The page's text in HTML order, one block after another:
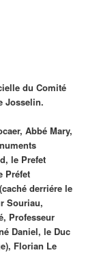
du Comité
Josselin.
Abbé Mary,
le Prefet
Préfet
derriére le
Souriau,
Professeur
Daniel, le Duc
Florian Le